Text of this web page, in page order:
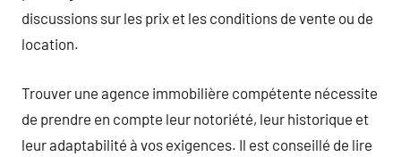
discussions sur les prix et les conditions de vente ou de
location.
Trouver une agence immobilière compétente nécessite
de prendre en compte leur notoriété, leur historique et
leur adaptabilité à vos exigences. Il est conseillé de lire